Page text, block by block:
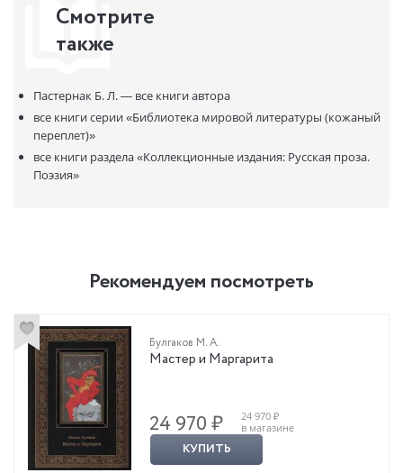
Смотрите
также
Пастернак Б. Л. — все книги автора
все книги серии«Библиотека мировой литературы (кожаный
переплет)»
все книги раздела«Коллекционные издания: Русская проза.
Поэзия»
Рекомендуем посмотреть
Булгаков М. А.
Мастер и Маргарита
24 970 ₽
24 970 ₽
в магазине
КУПИТЬ